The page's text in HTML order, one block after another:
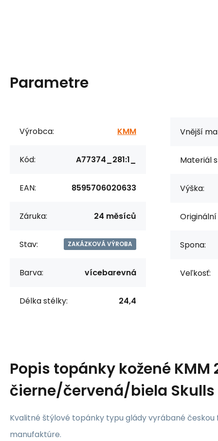
Parametre
Výrobca: KMM
Kód: A77374_281:1_
EAN: 8595706020633
Záruka: 24 měsíců
Stav: ZAKÁZKOVÁ VÝROBA
Barva: vícebarevná
Délka stélky: 24,4
Vnější
Materiál
Výška:
Spona:
Veľkosť:
Popis topánky kožené KMM
čierne/červená/biela Skulls
Kvalitné štýlové topánky typu glády vyrábané českou
manufaktúre.